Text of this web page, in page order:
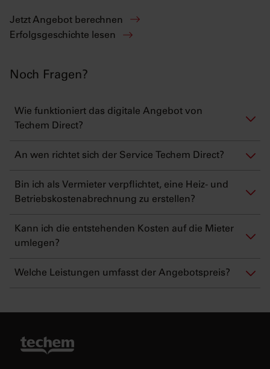
Jetzt Angebot berechnen
Erfolgsgeschichte lesen
Noch Fragen?
Wie funktioniert das digitale Angebot von
Techem Direct?
An wen richtet sich der Service Techem Direct?
Bin ich als Vermieter verpflichtet, eine Heiz- und
Betriebskostenabrechnung zu erstellen?
Kann ich die entstehenden Kosten auf die Mieter
umlegen?
Welche Leistungen umfasst der Angebotspreis?